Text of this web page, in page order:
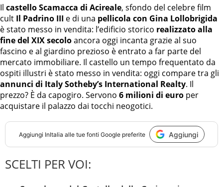
Il castello Scamacca di Acireale, sfondo del celebre film
cult Il Padrino III e di una pellicola con Gina Lollobrigida
è stato messo in vendita: l’edificio storico realizzato alla
fine del XIX secoloancora oggi incanta grazie al suo
fascino e al giardino prezioso è entrato a far parte del
mercato immobiliare. Il castello un tempo frequentato da
ospiti illustri è stato messo in vendita: oggi compare tra gli
annunci di Italy Sotheby’s International Realty. Il
prezzo? È da capogiro. Servono 6 milioni di euro per
acquistare il palazzo dai tocchi neogotici.
Aggiungi InItalia alle tue fonti Google preferite Aggiungi
SCELTI PER VOI: